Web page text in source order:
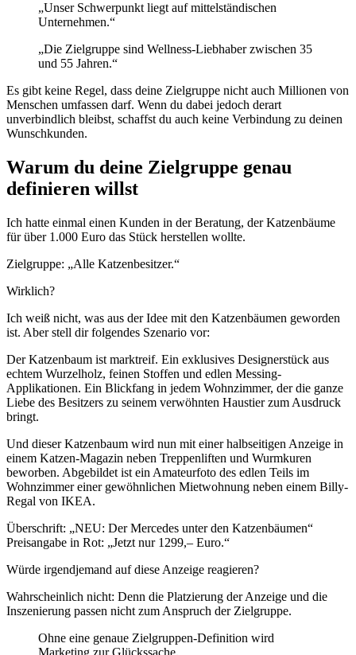
„Unser Schwerpunkt liegt auf mittelständischen
Unternehmen.“
„Die Zielgruppe sind Wellness-Liebhaber zwischen 35
und 55 Jahren.“
Es gibt keine Regel, dass deine Zielgruppe nicht auch Millionen von
Menschen umfassen darf. Wenn du dabei jedoch derart
unverbindlich bleibst, schaffst du auch keine Verbindung zu deinen
Wunschkunden.
Warum du deine Zielgruppe genau
definieren willst
Ich hatte einmal einen Kunden in der Beratung, der Katzenbäume
für über 1.000 Euro das Stück herstellen wollte.
Zielgruppe: „Alle Katzenbesitzer.“
Wirklich?
Ich weiß nicht, was aus der Idee mit den Katzenbäumen geworden
ist. Aber stell dir folgendes Szenario vor:
Der Katzenbaum ist marktreif. Ein exklusives Designerstück aus
echtem Wurzelholz, feinen Stoffen und edlen Messing-
Applikationen. Ein Blickfang in jedem Wohnzimmer, der die ganze
Liebe des Besitzers zu seinem verwöhnten Haustier zum Ausdruck
bringt.
Und dieser Katzenbaum wird nun mit einer halbseitigen Anzeige in
einem Katzen-Magazin neben Treppenliften und Wurmkuren
beworben. Abgebildet ist ein Amateurfoto des edlen Teils im
Wohnzimmer einer gewöhnlichen Mietwohnung neben einem Billy-
Regal von IKEA.
Überschrift: „NEU: Der Mercedes unter den Katzenbäumen“
Preisangabe in Rot: „Jetzt nur 1299,– Euro.“
Würde irgendjemand auf diese Anzeige reagieren?
Wahrscheinlich nicht: Denn die Platzierung der Anzeige und die
Inszenierung passen nicht zum Anspruch der Zielgruppe.
Ohne eine genaue Zielgruppen-Definition wird